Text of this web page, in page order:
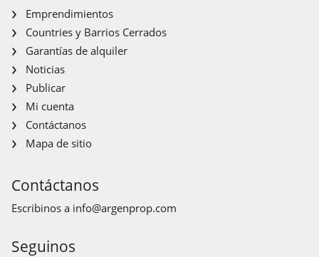
Emprendimientos
Countries y Barrios Cerrados
Garantías de alquiler
Noticias
Publicar
Mi cuenta
Contáctanos
Mapa de sitio
Contáctanos
Escribinos a info@argenprop.com
Seguinos